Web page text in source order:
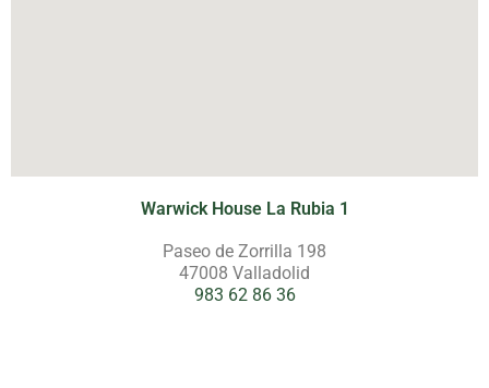
Warwick House La Rubia 1
Paseo de Zorrilla 198
47008 Valladolid
983 62 86 36